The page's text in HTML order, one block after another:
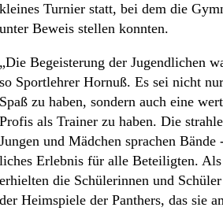
kleines Turnier statt, bei dem die
unter Beweis stellen konnten.
„Die Begeis­te­rung der Jugend­li­chen
so Sport­leh­rer Hornuß. Es sei nicht
Spaß zu haben, sondern auch eine
Profis als Trainer zu haben. Die
Jungen und Mädchen sprachen
li­ches Erleb­nis für alle Betei­lig­ten.
erhiel­ten die Schüle­rin­nen und
der Heimspie­le der Panthers, das sie